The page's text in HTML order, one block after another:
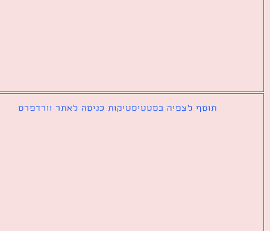
תוסף לצפיה בסטטיסטיקות כניסה לאתר וורדפרס